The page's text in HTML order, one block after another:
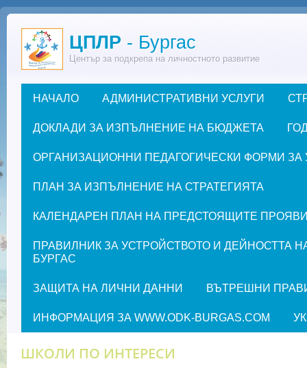
Премини към основното съдържание
ЦПЛР - Бургас
Център за подкрепа на личностното развитие
Основно меню
НАЧАЛО АДМИНИСТРАТИВНИ УСЛУГИ
ДОКЛАДИ ЗА ИЗПЪЛНЕНИЕ НА БЮДЖЕТА
ОРГАНИЗАЦИОННИ ПЕДАГОГИЧЕСКИ ФОРМИ ЗА
ПЛАН ЗА ИЗПЪЛНЕНИЕ НА СТРАТЕГИЯТА
КАЛЕНДАРЕН ПЛАН НА ПРЕДСТОЯЩИТЕ ПРОЯВИ
ПРАВИЛНИК ЗА УСТРОЙСТВОТО И ДЕЙНОСТТА
БУРГАС
ЗАЩИТА НА ЛИЧНИ ДАННИ ВЪТРЕШНИ
ИНФОРМАЦИЯ ЗА WWW.ODK-BURGAS.COM
ШКОЛИ ПО ИНТЕРЕСИ